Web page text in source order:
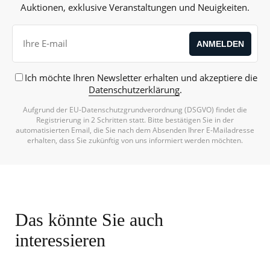
Auktionen, exklusive Veranstaltungen und Neuigkeiten.
Ich möchte Ihren Newsletter erhalten und akzeptiere die
Datenschutzerklärung.
Alternative:
Aufgrund der EU-Datenschutzgrundverordnung (DSGVO) findet die
Registrierung in 2 Schritten statt. Bitte bestätigen Sie in der
automatisierten Email, die Sie nach dem Absenden Ihrer E-Mailadresse
erhalten, dass Sie zukünftig von uns informiert werden möchten.
Das könnte Sie auch
interessieren